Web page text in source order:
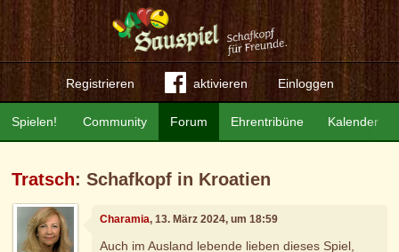
Registrieren aktivieren Einloggen
Community Forum Ehrentribüne Kalender
Spielen!
Tratsch: Schafkopf in Kroatien
Charamia, 13. März 2024, um 18:59
Auch im Ausland lebende lieben dieses Spiel,